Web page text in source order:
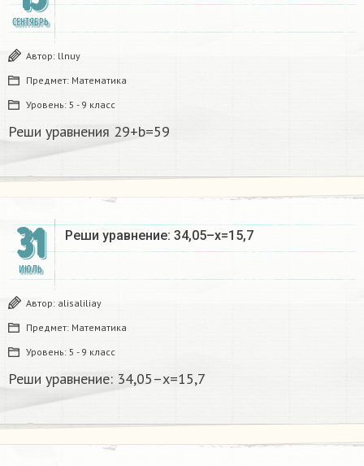
СЕНТЯБРЬ
Автор: llnuy
Предмет: Математика
Уровень: 5 - 9 класс
Реши уравнения 29+b=59
31
ИЮЛЬ
Реши уравнение: 34,05–x=15,7
Автор: alisaliliay
Предмет: Математика
Уровень: 5 - 9 класс
Реши уравнение: 34,05–x=15,7